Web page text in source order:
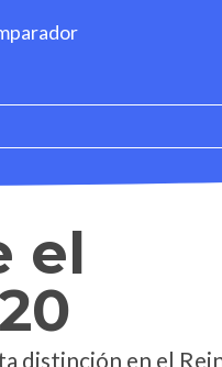
el
distinción en el